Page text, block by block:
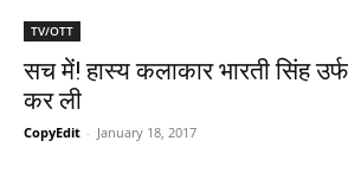
TV/OTT
सच में! हास्‍य कलाकार भारती सिंह
कर ली
CopyEdit - January 18, 2017